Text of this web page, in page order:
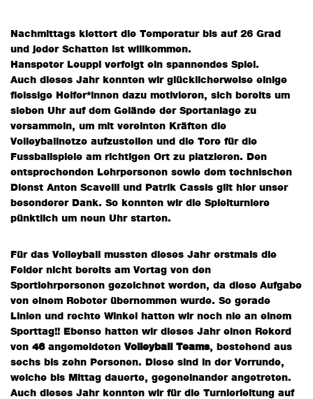
Nachmittags klettert die Temperatur bis auf 26 Grad
und jeder Schatten ist willkommen.
Hanspeter Leuppi verfolgt ein spannendes Spiel.
Auch dieses Jahr konnten wir glücklicherweise einige
fleissige Helfer*innen dazu motivieren, sich bereits um
sieben Uhr auf dem Gelände der Sportanlage zu
versammeln, um mit vereinten Kräften die
Volleyballnetze aufzustellen und die Tore für die
Fussballspiele am richtigen Ort zu platzieren. Den
entsprechenden Lehrpersonen sowie dem technischen
Dienst Anton Scavelli und Patrik Cassis gilt hier unser
besonderer Dank. So konnten wir die Spielturniere
pünktlich um neun Uhr starten.
Für das Volleyball mussten dieses Jahr erstmals die
Felder nicht bereits am Vortag von den
Sportlehrpersonen gezeichnet werden, da diese Aufgabe
von einem Roboter übernommen wurde. So gerade
Linien und rechte Winkel hatten wir noch nie an einem
Sporttag!! Ebenso hatten wir dieses Jahr einen Rekord
von 46 angemeldetenVolleyball Teams, bestehend aus
sechs bis zehn Personen. Diese sind in der Vorrunde,
welche bis Mittag dauerte, gegeneinander angetreten.
Auch dieses Jahr konnten wir für die Turnierleitung auf